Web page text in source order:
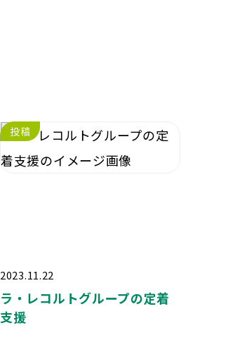
投稿
2023.11.22
ラ・レコルトグループの定着
支援